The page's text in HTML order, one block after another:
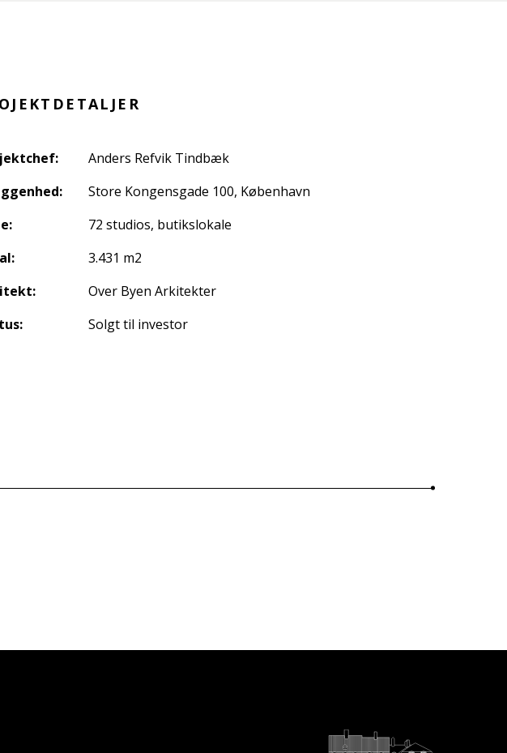
Anders Refvik Tindbæk
Store Kongensgade 100, København
72 studios, butikslokale
3.431 m2
Over Byen Arkitekter
Solgt til investor